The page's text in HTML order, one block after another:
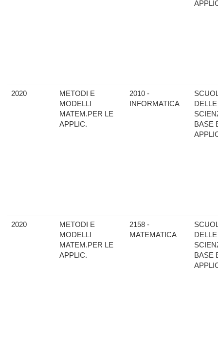
2020
METODI E
MODELLI
MATEM.PER LE
APPLIC.
2010 -
INFORMATICA
DELLE
BASE
2020
METODI E
MODELLI
MATEM.PER LE
APPLIC.
2158 -
MATEMATICA
DELLE
BASE